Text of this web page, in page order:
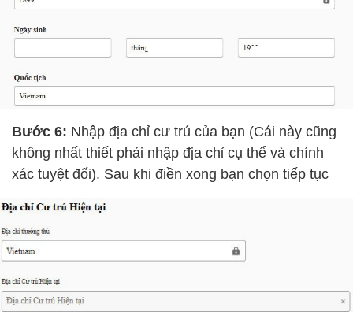
Bước 6: Nhập địa chỉ cư trú của bạn (Cái này cũng
không nhất thiết phải nhập địa chỉ cụ thể và chính
xác tuyệt đối). Sau khi điền xong bạn chọn tiếp tục